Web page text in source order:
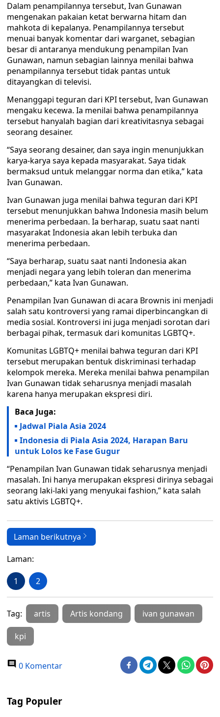
Dalam penampilannya tersebut, Ivan Gunawan
mengenakan pakaian ketat berwarna hitam dan
mahkota di kepalanya. Penampilannya tersebut
menuai banyak komentar dari warganet, sebagian
besar di antaranya mendukung penampilan Ivan
Gunawan, namun sebagian lainnya menilai bahwa
penampilannya tersebut tidak pantas untuk
ditayangkan di televisi.
Menanggapi teguran dari KPI tersebut, Ivan Gunawan
mengaku kecewa. Ia menilai bahwa penampilannya
tersebut hanyalah bagian dari kreativitasnya sebagai
seorang desainer.
“Saya seorang desainer, dan saya ingin menunjukkan
karya-karya saya kepada masyarakat. Saya tidak
bermaksud untuk melanggar norma dan etika,” kata
Ivan Gunawan.
Ivan Gunawan juga menilai bahwa teguran dari KPI
tersebut menunjukkan bahwa Indonesia masih belum
menerima perbedaan. Ia berharap, suatu saat nanti
masyarakat Indonesia akan lebih terbuka dan
menerima perbedaan.
“Saya berharap, suatu saat nanti Indonesia akan
menjadi negara yang lebih toleran dan menerima
perbedaan,” kata Ivan Gunawan.
Penampilan Ivan Gunawan di acara Brownis ini menjadi
salah satu kontroversi yang ramai diperbincangkan di
media sosial. Kontroversi ini juga menjadi sorotan dari
berbagai pihak, termasuk dari komunitas LGBTQ+.
Komunitas LGBTQ+ menilai bahwa teguran dari KPI
tersebut merupakan bentuk diskriminasi terhadap
kelompok mereka. Mereka menilai bahwa penampilan
Ivan Gunawan tidak seharusnya menjadi masalah
karena hanya merupakan ekspresi diri.
Baca Juga:
Jadwal Piala Asia 2024
Indonesia di Piala Asia 2024, Harapan Baru
untuk Lolos ke Fase Gugur
“Penampilan Ivan Gunawan tidak seharusnya menjadi
masalah. Ini hanya merupakan ekspresi dirinya sebagai
seorang laki-laki yang menyukai fashion,” kata salah
satu aktivis LGBTQ+.
Laman berikutnya
Laman:
1 2
Tag: artis Artis kondang ivan gunawan
kpi
0 Komentar
Tag Populer